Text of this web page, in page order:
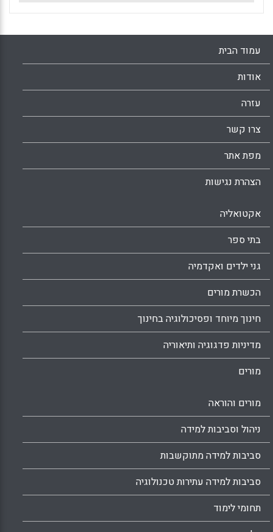
עמוד הבית
אודות
עזרה
צרו קשר
מפת אתר
הצהרת נגישות
אקטואליה
בתי ספר
גני ילדים ואקדמיה
הכשרת מורים
חינוך מיוחד ופסיכולוגיה בחינוך
מדיניות פדגוגיה ותיאוריה
מורים
מורים והוראה
ניהול וסביבות למידה
סביבות למידה מתוקשבות
סביבות למידה עתירות טכנולוגיה
תחומי לימוד